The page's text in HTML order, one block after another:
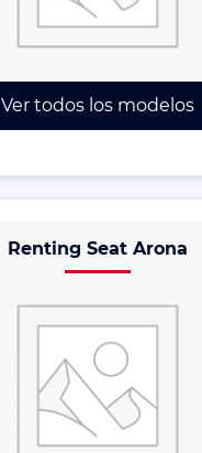
Ver todos los modelos
Renting Seat Arona